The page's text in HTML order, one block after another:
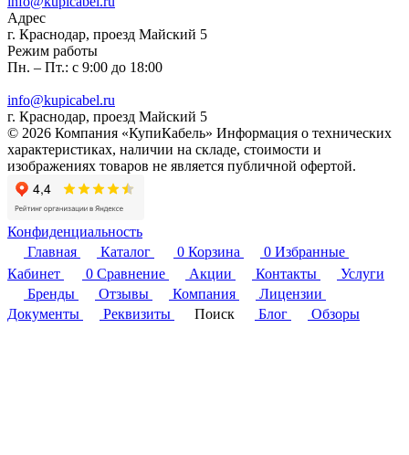
Адрес
г. Краснодар, проезд Майский 5
Режим работы
Пн. – Пт.: с 9:00 до 18:00
info@kupicabel.ru
г. Краснодар, проезд Майский 5
© 2026 Компания «КупиКабель» Информация о технических
характеристиках, наличии на складе, стоимости и
изображениях товаров не является публичной офертой.
Конфиденциальность
Главная
Каталог 0 Корзина 0 Избранные
Кабинет
0 Сравнение Акции Контакты
Услуги
Бренды
Отзывы Компания
Лицензии
Документы
Реквизиты Поиск Блог Обзоры